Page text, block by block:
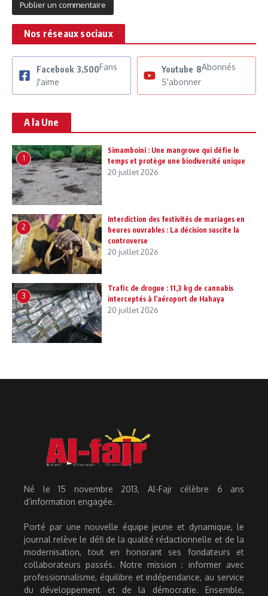
Nos réseaux sociaux
Facebook 3,500Fans
J'aime
Youtube 8Abonnés
S'abonner
A la Une
1
Simamboini : Une mangrove qui défie le
temps et protège une biodiversité unique
20 juillet 2026
2
Interdiction des festivités de mariages en
heures ouvrables : La décision suscite la
controverse
20 juillet 2026
3
Trafic de drogue : 11,3 kg de cannabis
interceptés à l’aéroport de Hahaya
20 juillet 2026
Né le 15 novembre 2013, Al-Fajr célèbre 6 ans
d’information engagée.
Porté par une nouvelle équipe jeune et dynamique, le
journal relève le défi de la qualité rédactionnelle et de la
modernisation, tout en honorant ses fondateurs et
collaborateurs passés. Notre mission : informer avec
professionnalisme, équilibre et indépendance, au service
du développement et de la démocratie. Ensemble,